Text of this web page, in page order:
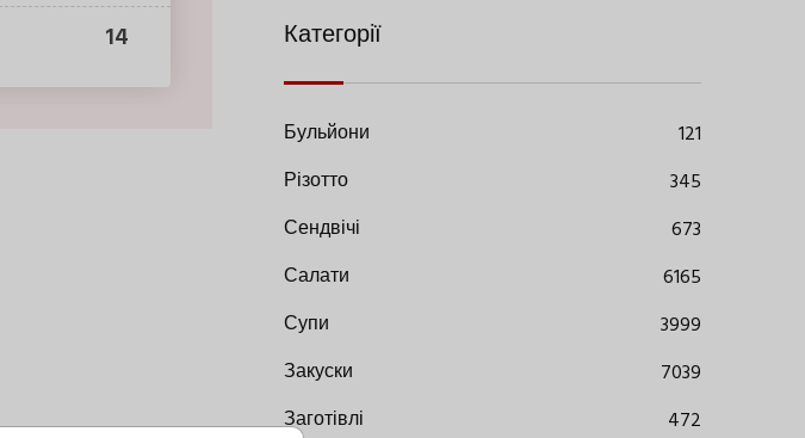
14 Категорії
Бульйони
121
Різотто
345
Сендвічі
673
Салати
6165
Супи
3999
Закуски
7039
Заготівлі
472